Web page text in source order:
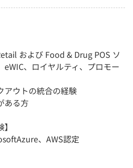
および Food & Drug POS ソ
eWIC、ロイヤルティ、プロモー
アウトの統合の経験
ある方
、AWS認定